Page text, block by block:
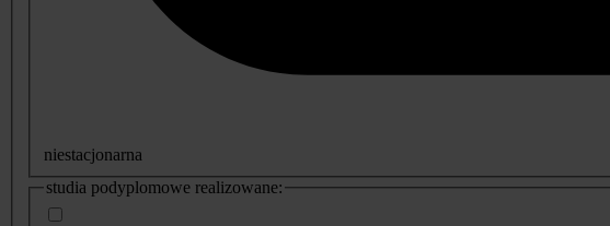
niestacjonarna
studia podyplomowe realizowane: